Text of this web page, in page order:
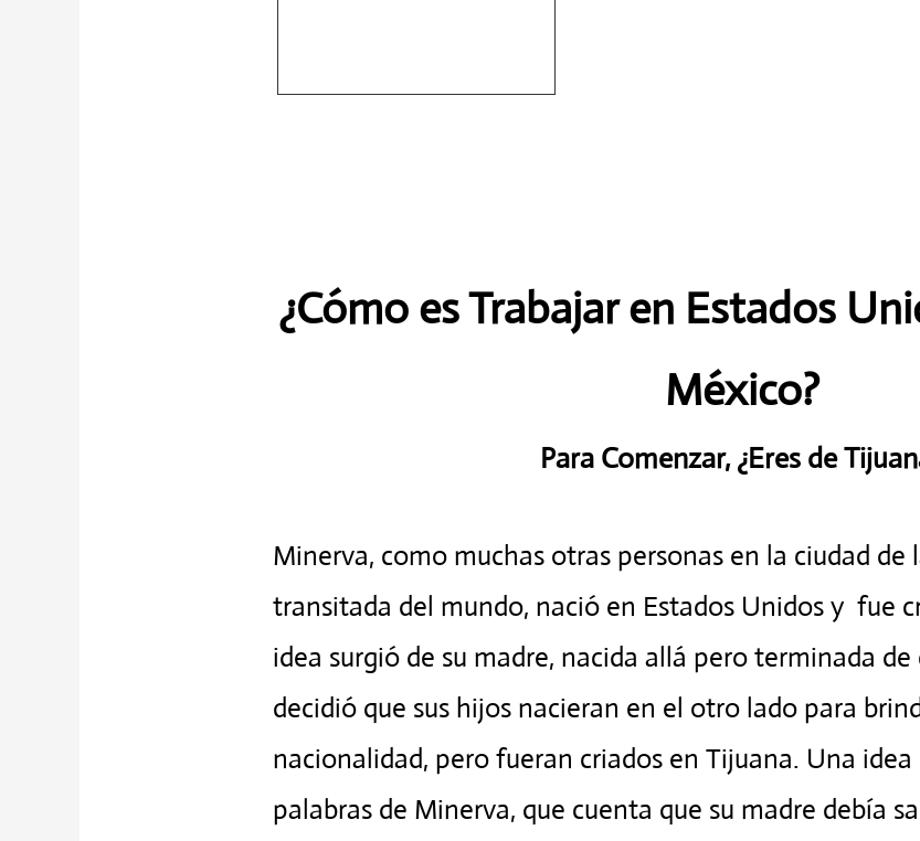
¿Cómo es Trabajar en Estados
México?
Para Comenzar, ¿Eres de
Minerva, como muchas otras personas en la ciudad
transitada del mundo, nació en Estados Unidos y fue
idea surgió de su madre, nacida allá pero terminada
decidió que sus hijos nacieran en el otro lado para
nacionalidad, pero fueran criados en Tijuana. Una
palabras de Minerva, que cuenta que su madre debía